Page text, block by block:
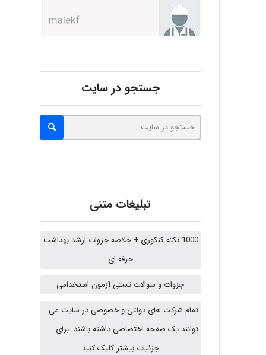
abolfazlkoshehe
abolfazlkoshehe
A.balandeh
Jafar Tym
aghajari vahid
HaddadiMahsa
جستجو در سایت
تبلیغات متنی
1000 نکته کنکوری + خلاصه جزوات ارشد بهداشت
حرفه ای
جزوات و سوالات تستی آزمون استخدامی
تمام شرکت های دولتی و خصوصی در سایت می
توانند یک صفحه اختصاصی داشته باشند. برای
جزئیات بیشتر کلیک کنید